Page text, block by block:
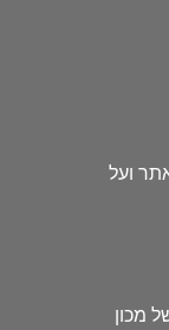
ועל
מכון